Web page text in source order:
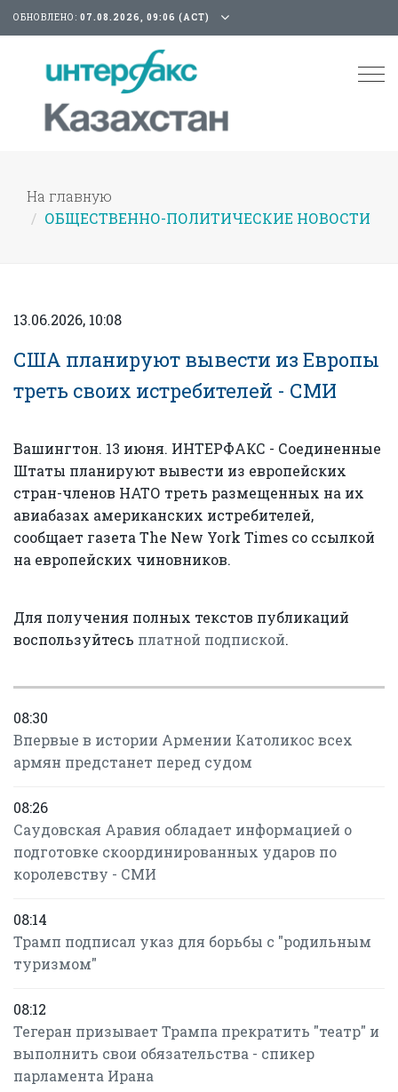
ОБНОВЛЕНО: 07.08.2026, 09:06 (АСТ)
На главную
ОБЩЕСТВЕННО-ПОЛИТИЧЕСКИЕ НОВОСТИ
13.06.2026, 10:08
США планируют вывести из Европы
треть своих истребителей - СМИ
Вашингтон. 13 июня. ИНТЕРФАКС - Соединенные
Штаты планируют вывести из европейских
стран-членов НАТО треть размещенных на их
авиабазах американских истребителей,
сообщает газета The New York Times со ссылкой
на европейских чиновников.
Для получения полных текстов публикаций
воспользуйтесь платной подпиской.
08:30
Впервые в истории Армении Католикос всех
армян предстанет перед судом
08:26
Саудовская Аравия обладает информацией о
подготовке скоординированных ударов по
королевству - СМИ
08:14
Трамп подписал указ для борьбы с "родильным
туризмом"
08:12
Тегеран призывает Трампа прекратить "театр" и
выполнить свои обязательства - спикер
парламента Ирана